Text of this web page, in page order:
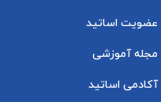
عضویت اساتید
مجله آموزشی
آکادمی اساتید